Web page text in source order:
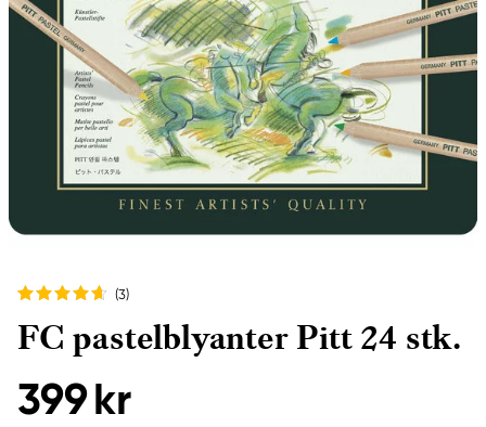
(3)
FC pastelblyanter Pitt 24 stk.
399 kr